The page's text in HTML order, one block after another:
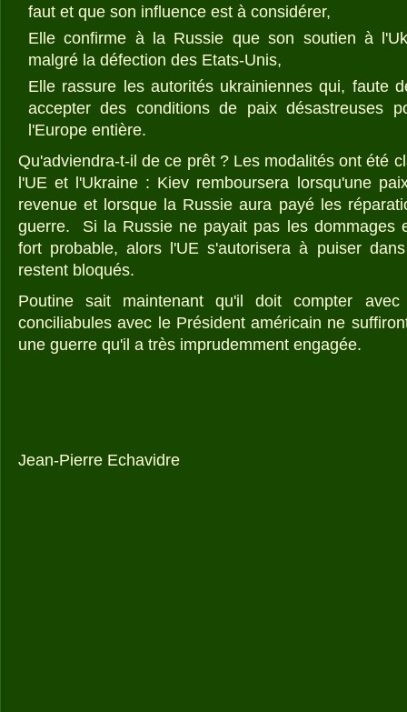
faut et que son influence est à considérer,
Elle confirme à la Russie que son soutien à
malgré la défection des Etats-Unis,
Elle rassure les autorités ukrainiennes qui, faute
accepter des conditions de paix désastreuses
l'Europe entière.
Qu'adviendra-t-il de ce prêt ? Les modalités ont été
l'UE et l'Ukraine : Kiev remboursera lorsqu'une
revenue et lorsque la Russie aura payé les
guerre. Si la Russie ne payait pas les dommages
fort probable, alors l'UE s'autorisera à puiser
restent bloqués.
Poutine sait maintenant qu'il doit compter
conciliabules avec le Président américain ne
une guerre qu'il a très imprudemment engagée.
Jean-Pierre Echavidre